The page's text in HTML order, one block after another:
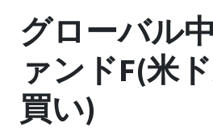
グローバル
ァンドF(米
買い)